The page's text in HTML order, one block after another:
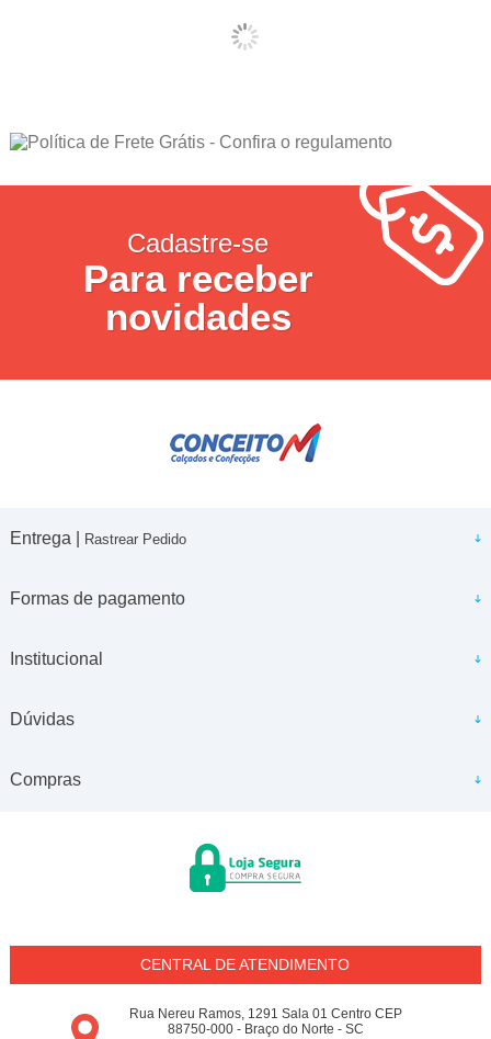
Cadastre-se
Para receber
novidades
Entrega | Rastrear Pedido
Formas de pagamento
Institucional
Dúvidas
Compras
CENTRAL DE ATENDIMENTO
Rua Nereu Ramos, 1291 Sala 01 Centro CEP
88750-000 - Braço do Norte - SC